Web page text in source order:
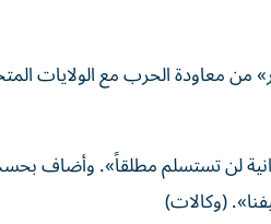
من معاودة الحرب مع الولايات
لن تستسلم مطلقاً». وأضاف
(وكالات)